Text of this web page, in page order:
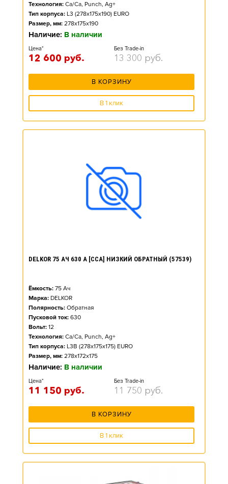
Технология: Ca/Ca, Punch, Ag+
Тип корпуса: L3 (278x175x190) EURO
Размер, мм: 278x175x190
Наличие: В наличии
Цена*
12 600 руб.
Без Trade-in
13 300 руб.
В КОРЗИНУ
В 1 клик
DELKOR 75 АЧ 630 А [CCA] НИЗКИЙ ОБРАТНЫЙ (57539)
Ёмкость: 75 Ач
Марка: DELKOR
Полярность: Обратная
Пусковой ток: 630
Вольт: 12
Технология: Ca/Ca, Punch, Ag+
Тип корпуса: L3B (278x175x175) EURO
Размер, мм: 278x172x175
Наличие: В наличии
Цена*
11 150 руб.
Без Trade-in
11 750 руб.
В КОРЗИНУ
В 1 клик